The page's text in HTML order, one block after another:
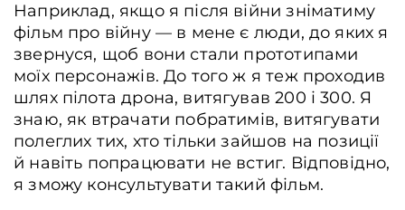
Наприклад, якщо я після війни зніматиму
фільм про війну — в мене є люди, до яких я
звернуся, щоб вони стали прототипами
моїх персонажів. До того ж я теж проходив
шлях пілота дрона, витягував 200 і 300. Я
знаю, як втрачати побратимів, витягувати
полеглих тих, хто тільки зайшов на позиції
й навіть попрацювати не встиг. Відповідно,
я зможу консультувати такий фільм.